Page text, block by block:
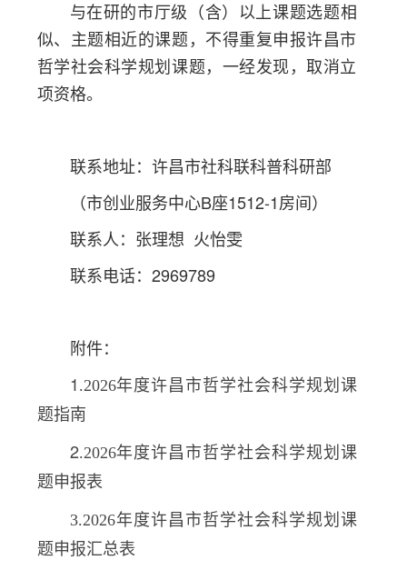
与在研的市厅级（含）以上课题选题相
似、主题相近的课题，不得重复申报许昌市
哲学社会科学规划课题，一经发现，取消立
项资格。
联系地址：许昌市社科联科普科研部
（市创业服务中心B座1512-1房间）
联系人：张理想 火怡雯
联系电话：2969789
附件：
1 .2026年度许昌市哲学社会科学规划课
题指南
2.2026年度许昌市哲学社会科学规划课
题申报表
3.2026年度许昌市哲学社会科学规划课
题申报汇总表